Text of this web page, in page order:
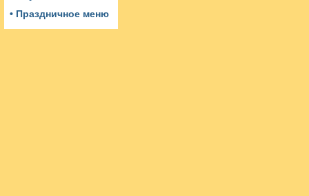
• Праздничное меню